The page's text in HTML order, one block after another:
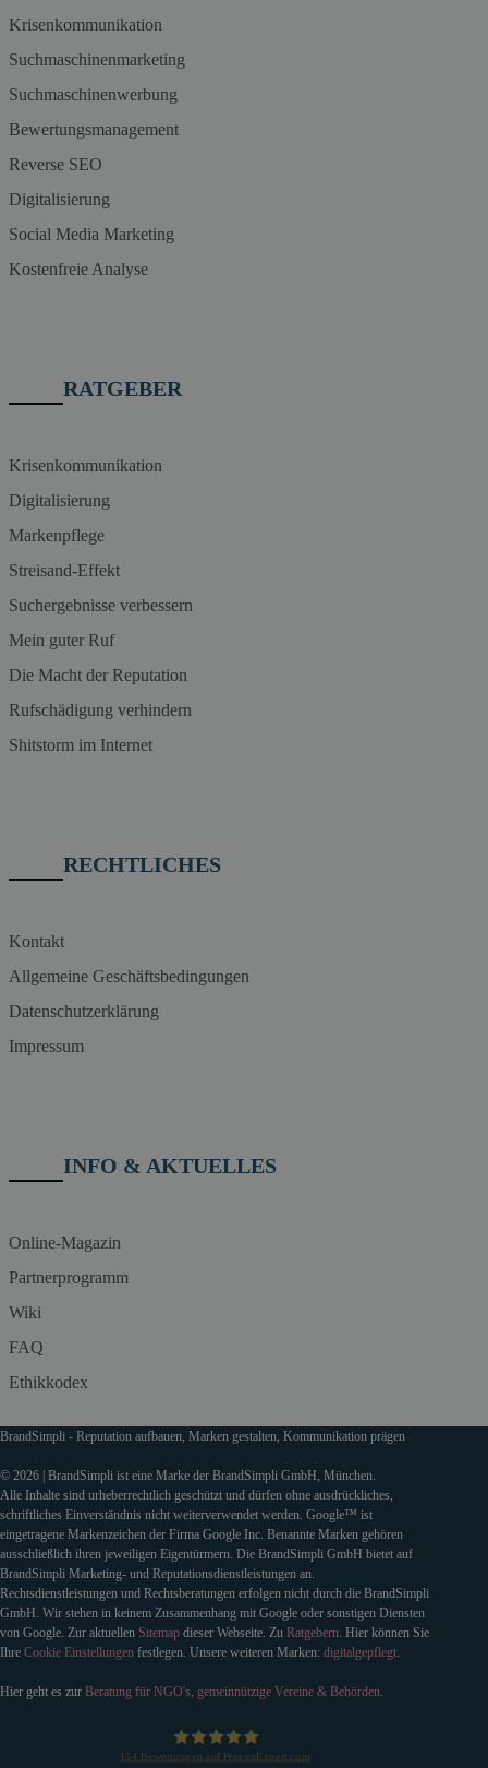
Krisenkommunikation
Suchmaschinenmarketing
Suchmaschinenwerbung
Bewertungsmanagement
Reverse SEO
Digitalisierung
Social Media Marketing
Kostenfreie Analyse
RATGEBER
Krisenkommunikation
Digitalisierung
Markenpflege
Streisand-Effekt
Suchergebnisse verbessern
Mein guter Ruf
Die Macht der Reputation
Rufschädigung verhindern
Shitstorm im Internet
RECHTLICHES
Kontakt
Allgemeine Geschäftsbedingungen
Datenschutzerklärung
Impressum
INFO & AKTUELLES
Online-Magazin
Partnerprogramm
Wiki
FAQ
Ethikkodex
BrandSimpli - Reputation aufbauen, Marken gestalten, Kommunikation prägen
© 2026 | BrandSimpli ist eine Marke der BrandSimpli GmbH, München.
Alle Inhalte sind urheberrechtlich geschützt und dürfen ohne ausdrückliches,
schriftliches Einverständnis nicht weiterverwendet werden. Google™ ist
eingetragene Markenzeichen der Firma Google Inc. Benannte Marken gehören
ausschließlich ihren jeweiligen Eigentürmern. Die BrandSimpli GmbH bietet auf
BrandSimpli Marketing- und Reputationsdienstleistungen an.
Rechtsdienstleistungen und Rechtsberatungen erfolgen nicht durch die BrandSimpli
GmbH. Wir stehen in keinem Zusammenhang mit Google oder sonstigen Diensten
von Google. Zur aktuellen Sitemap dieser Webseite. Zu Ratgebern. Hier können Sie
Ihre Cookie Einstellungen festlegen. Unsere weiteren Marken: digitalgepflegt.
Hier geht es zur Beratung für NGO's, gemeinnützige Vereine & Behörden.
154 Bewertungen auf ProvenExpert.com